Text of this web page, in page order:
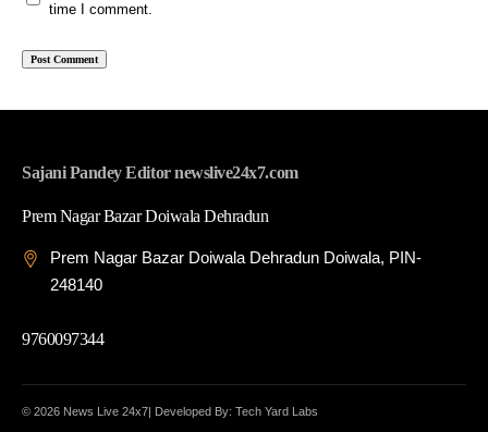
time I comment.
Sajani Pandey Editor newslive24x7.com
Prem Nagar Bazar Doiwala Dehradun
Prem Nagar Bazar Doiwala Dehradun Doiwala, PIN-
248140
9760097344
© 2026 News Live 24x7| Developed By: Tech Yard Labs